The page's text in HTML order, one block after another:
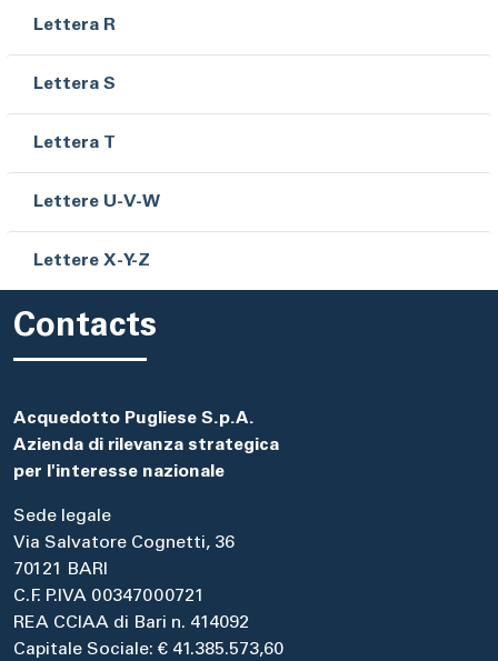
Lettera R
Lettera S
Lettera T
Lettere U-V-W
Lettere X-Y-Z
Contacts
Acquedotto Pugliese S.p.A.
Azienda di rilevanza strategica
per l'interesse nazionale
Sede legale
Via Salvatore Cognetti, 36
70121 BARI
C.F. P.IVA 00347000721
REA CCIAA di Bari n. 414092
Capitale Sociale: € 41.385.573,60